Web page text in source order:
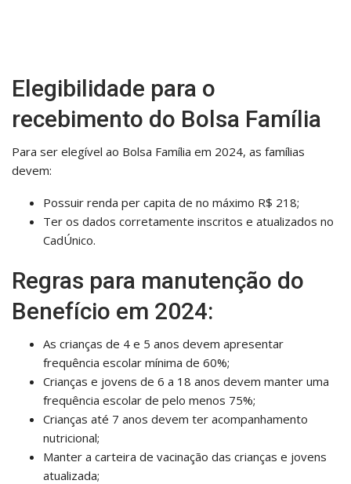
Elegibilidade para o
recebimento do Bolsa Família
Para ser elegível ao Bolsa Família em 2024, as famílias
devem:
Possuir renda per capita de no máximo R$ 218;
Ter os dados corretamente inscritos e atualizados no
CadÚnico.
Regras para manutenção do
Benefício em 2024:
As crianças de 4 e 5 anos devem apresentar
frequência escolar mínima de 60%;
Crianças e jovens de 6 a 18 anos devem manter uma
frequência escolar de pelo menos 75%;
Crianças até 7 anos devem ter acompanhamento
nutricional;
Manter a carteira de vacinação das crianças e jovens
atualizada;